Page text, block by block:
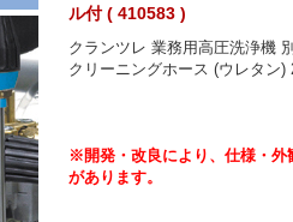
ル付 ( 410583 )
クランツレ 業務用高圧洗浄機
クリーニングホース (ウレタン)
※開発・改良により、仕様・外
があります。